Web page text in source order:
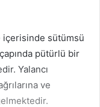
içerisinde sütümsü
pütürlü bir
Yalancı
ve